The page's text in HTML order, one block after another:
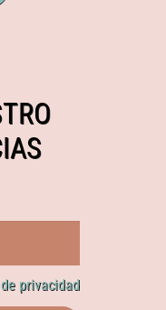
privacidad